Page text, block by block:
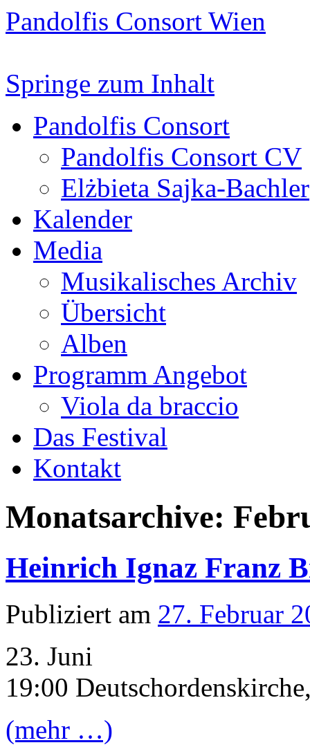
Pandolfis Consort Wien
Springe zum Inhalt
Pandolfis Consort
Pandolfis Consort CV
Elżbieta Sajka-Bachler
Kalender
Media
Musikalisches Archiv
Übersicht
Alben
Programm Angebot
Viola da braccio
Das Festival
Kontakt
Monatsarchive:
Heinrich Ignaz Franz
Publiziert am 27. Februar
23. Juni
19:00
(mehr …)